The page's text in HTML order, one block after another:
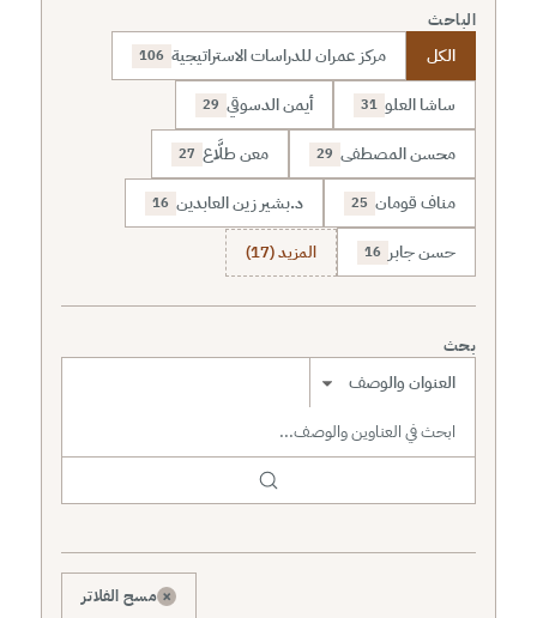
الباحث
الكل مركز عمران للدراسات الاستراتيجية 106
ساشا العلو 31 أيمن الدسوقي 29
محسن المصطفى 29 معن طلَّاع 27
مناف قومان 25 د.بشير زين العابدين 16
حسن جابر 16 المزيد (17)
بحث
نطاق البحث
× مسح الفلاتر